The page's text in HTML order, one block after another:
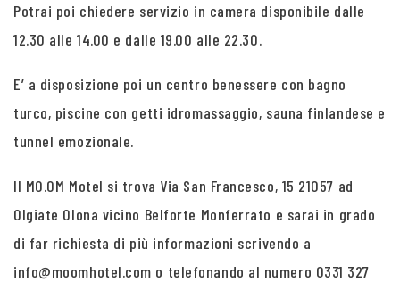
Potrai poi chiedere servizio in camera disponibile dalle
12.30 alle 14.00 e dalle 19.00 alle 22.30.
E’ a disposizione poi un centro benessere con bagno
turco, piscine con getti idromassaggio, sauna finlandese e
tunnel emozionale.
Il MO.OM Motel si trova Via San Francesco, 15 21057 ad
Olgiate Olona vicino Belforte Monferrato e sarai in grado
di far richiesta di più informazioni scrivendo a
info@moomhotel.com o telefonando al numero 0331 327